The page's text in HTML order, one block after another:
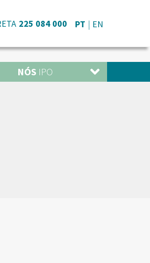
225 084 000 PT EN
NÓS IPO